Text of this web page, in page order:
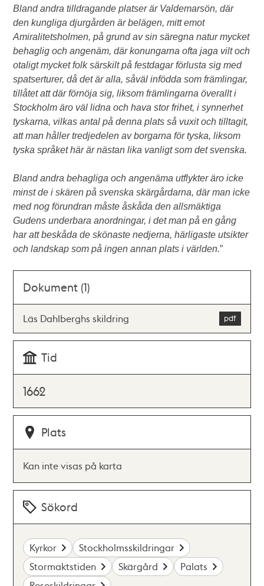
Bland andra tilldragande platser är Valdemarsön, där
den kungliga djurgården är belägen, mitt emot
Amiralitetsholmen, på grund av sin säregna natur mycket
behaglig och angenäm, där konungarna ofta jaga vilt och
otaligt mycket folk särskilt på festdagar förlusta sig med
spatserturer, då det är alla, såväl infödda som främlingar,
tillåtet att där förnöja sig, liksom främlingarna överallt i
Stockholm äro väl lidna och hava stor frihet, i synnerhet
tyskarna, vilkas antal på denna plats så vuxit och tilltagit,
att man håller tredjedelen av borgarna för tyska, liksom
tyska språket här är nästan lika vanligt som det svenska.
Bland andra behagliga och angenäma utflykter äro icke
minst de i skären på svenska skärgårdarna, där man icke
med nog förundran måste åskåda den allsmäktiga
Gudens underbara anordningar, i det man på en gång
har att beskåda de skönaste nedjerna, härligaste utsikter
och landskap som på ingen annan plats i världen.”
Dokument (1)
Läs Dahlberghs skildring
Tid
1662
Plats
Kan inte visas på karta
Sökord
Kyrkor
Stockholmsskildringar
Stormaktstiden
Skärgård
Palats